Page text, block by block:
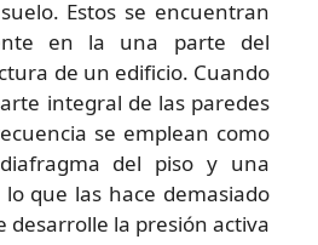
Estos se encuentran
en la una parte del
de un edificio. Cuando
integral de las paredes
se emplean como
del piso y una
que las hace demasiado
desarrolle la presión activa